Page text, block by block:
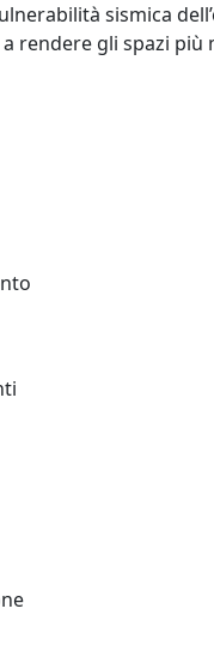
sismica
rendere gli spazi più